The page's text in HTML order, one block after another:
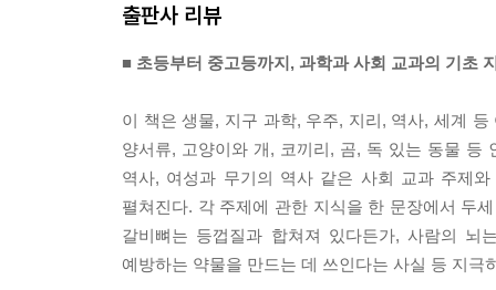
24가지 화려한 나비에 관한 아름다운 지식
35가지 위험한 동물에 관한 위독한 지식
50가지 깊이 빠져들고 마는 잠수에 관한 지식
35가지 반려동물에 관한 소중한 지식
75가지 얼음처럼 차가운 남극 대륙에 대한 지식
25가지 초기 인류에 관한 신기한 지식
50가지 흥미롭고 재미있는 북아메리카 대륙에 대
35가지 별난 호텔에 대한 재미있는 지식
출판사 리뷰
■ 초등부터 중고등까지, 과학과 사회 교과의 기초
이 책은 생물, 지구 과학, 우주, 지리, 역사, 세계
양서류, 고양이와 개, 코끼리, 곰, 독 있는 동물 등
역사, 여성과 무기의 역사 같은 사회 교과 주제
펼쳐진다. 각 주제에 관한 지식을 한 문장에서 두
갈비뼈는 등껍질과 합쳐져 있다든가, 사람의 뇌
예방하는 약물을 만드는 데 쓰인다는 사실 등 지극